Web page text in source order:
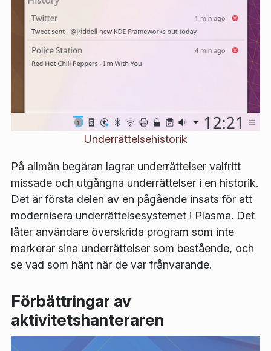
Underrättelsehistorik
På allmän begäran lagrar underrättelser valfritt
missade och utgångna underrättelser i en historik.
Det är första delen av en pågående insats för att
modernisera underrättelsesystemet i Plasma. Det
låter användare överskrida program som inte
markerar sina underrättelser som bestående, och
se vad som hänt när de var frånvarande.
Förbättringar av
aktivitetshanteraren